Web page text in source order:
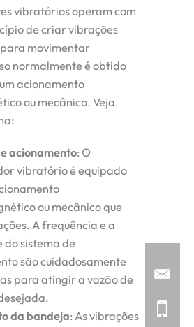
vibratórios operam com
de criar vibrações
movimentar
normalmente é obtido
acionamento
ou mecânico. Veja
acionamento: O
vibratório é equipado
ou mecânico que
A frequência e a
do sistema de
são cuidadosamente
para atingir a vazão de
da bandeja: As vibrações